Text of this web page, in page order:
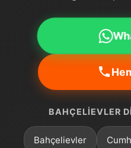
BAHÇELIEVLER
Bahçelievler